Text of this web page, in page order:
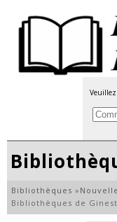
Bibliothèques »
Bibliothèques de